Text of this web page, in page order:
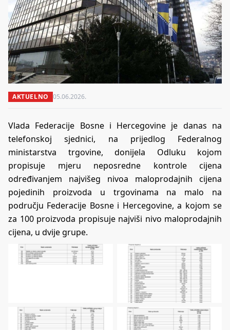
AKTUELNO 05.06.2026.
Vlada Federacije Bosne i Hercegovine je danas na
telefonskoj sjednici, na prijedlog Federalnog
ministarstva trgovine, donijela Odluku kojom
propisuje mjeru neposredne kontrole cijena
određivanjem najvišeg nivoa maloprodajnih cijena
pojedinih proizvoda u trgovinama na malo na
području Federacije Bosne i Hercegovine, a kojom se
za 100 proizvoda propisuje najviši nivo maloprodajnih
cijena, u dvije grupe.